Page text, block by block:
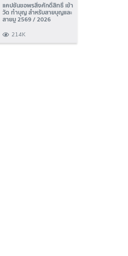
แคปชั่นขอพรสิ่งศักดิ์สิทธิ์ เข้า
วัด ทำบุญ สำหรับสายบุญและ
สายมู 2569 / 2026
214K